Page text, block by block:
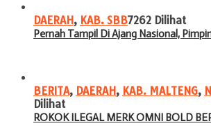
DAERAH, KAB. SBB7262 Dilihat
Pernah Tampil Di Ajang Nasional,
BERITA, DAERAH, KAB. MALTENG,
Dilihat
ROKOK ILEGAL MERK OMNI BOLD